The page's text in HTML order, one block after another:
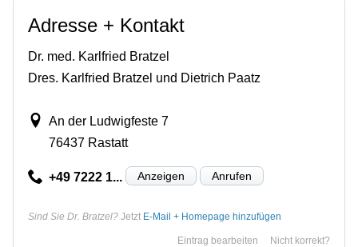
Adresse + Kontakt
Dr. med. Karlfried Bratzel
Dres. Karlfried Bratzel und Dietrich Paatz
An der Ludwigfeste 7
76437 Rastatt
+49 7222 1... Anzeigen Anrufen
Sind Sie Dr. Bratzel? Jetzt E-Mail + Homepage hinzufügen
Nicht korrekt?
Eintrag bearbeiten